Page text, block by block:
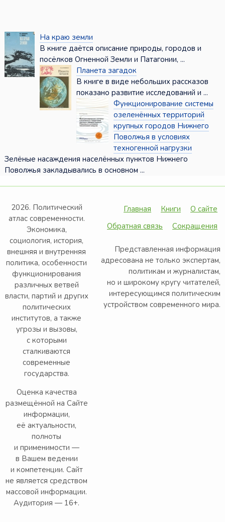
На краю земли
В книге даётся описание природы, городов и
посёлков Огненной Земли и Патагонии, ...
Планета загадок
В книге в виде небольших рассказов
показано развитие исследований и ...
Функционирование системы
озеленённых территорий
крупных городов Нижнего
Поволжья в условиях
техногенной нагрузки
Зелёные насаждения населённых пунктов Нижнего
Поволжья закладывались в основном ...
2026. Политический
атлас современности.
Экономика,
социология, история,
внешняя и внутренняя
политика, особенности
функционирования
различных ветвей
власти, партий и других
политических
институтов, а также
угрозы и вызовы,
с которыми
сталкиваются
современные
государства.
Оценка качества
размещённой на Сайте
информации,
её актуальности,
полноты
и применимости —
в Вашем ведении
и компетенции. Сайт
не является средством
массовой информации.
Аудитория — 16+.
Главная Книги
О сайте
Обратная связь
Сокращения
Представленная информация
адресована не только экспертам,
политикам и журналистам,
но и широкому кругу читателей,
интересующимся политическим
устройством современного мира.